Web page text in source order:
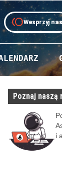
tollWesprzyj nas
Poznaj naszą
i